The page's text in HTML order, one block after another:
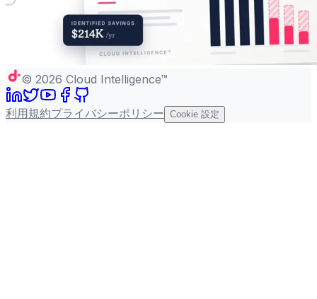
© 2026 Cloud Intelligence™
利用規約プライバシーポリシー Cookie 設定